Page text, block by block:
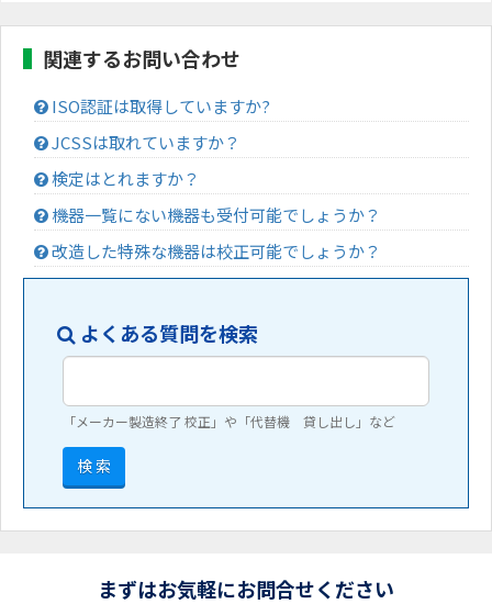
関連するお問い合わせ
ISO認証は取得していますか?
JCSSは取れていますか？
検定はとれますか？
機器一覧にない機器も受付可能でしょうか？
改造した特殊な機器は校正可能でしょうか？
よくある質問を検索
「メーカー製造終了 校正」や「代替機 貸し出し」など
検 索
まずはお気軽にお問合せください